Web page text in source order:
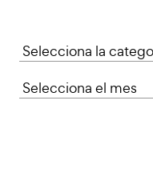
Categories